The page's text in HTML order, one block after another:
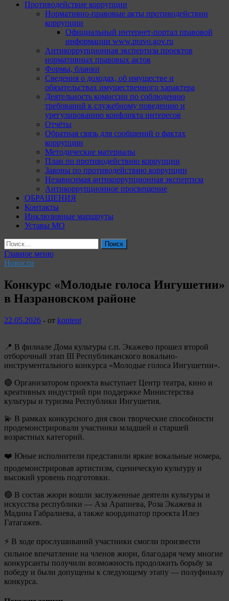
Противодействие коррупции
Нормативно-правовые акты противодействии
коррупции
Официальный интернет-портал правовой
информации www.pravo.gov.ru
Антикоррупционная экспертиза проектов
нормативных правовых актов
Формы, бланки
Сведения о доходах, об имуществе и
обязательствах имущественного характера
Деятельность комиссии по соблюдению
требований к служебному поведению и
урегулированию конфликта интересов
Отчёты
Обратная связь для сообщений о фактах
коррупции
Методические материалы
План по противодействию коррупции
Законы по противодействию коррупции
Независимая антикоррупционная экспертиза
Антикоррупционное просвещение
ОБРАЩЕНИЯ
Контакты
Инклюзивные маршруты
Уставы МО
Найти:
Главное меню
Новости
Конкурс «Молодые голоса Ингушетии»
в Назрановском районе
22.05.2026 - от kontent
📍 В филиале Дома культуры с.п. Экажево прошел второй
отборочный этап III Республиканского вокально-
инструментального конкурса «Молодые голоса Ингушетии».
🔴 Организатором проекта выступает Центр театра, кино и
креативных индустрий при поддержке Министерства
культуры и туризма Республики Ингушетия.
💫 В рамках конкурсного дня свои творческие способности
продемонстрировали участники младшей и старшей
возрастных категорий.
❤️ Юные исполнители представили яркие вокальные номера,
продемонстрировав артистизм, сценическую культуру и
высокий уровень подготовки.
🔴 В состав жюри вошли заслуженные деятели культуры и
искусства республики — Аза Арапиева, Роза Экажева и
Мадина Габралиева, а также координатор проекта Илез
Гатагажев.
⚡ В ходе прослушиваний участники смогли произвести
сильное впечатление на членов жюри, благодаря чему многие
конкурсанты получили возможность продолжить борьбу за
победу и были допущены к следующему этапу — полуфиналу
конкурса.